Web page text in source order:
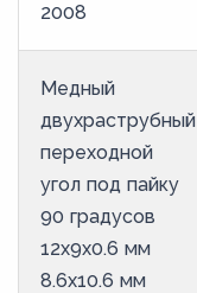
2008
Медный
двухраструбный
переходной
угол под пайку
90 градусов
12х9х0.6 мм
8.6х10.6 мм